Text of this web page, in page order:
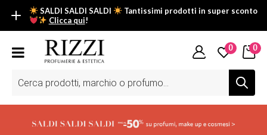
SALDI SALDI SALDI
Tantissimi prodotti in super sconto
Clicca qui!
SALDI SALDI SALDI
Fino al -50% su tantissimi prodotti beauty nella sezione saldi: il
Scopri tutti i prodotti in super saldo!Clicca qui
prodotti
0 0